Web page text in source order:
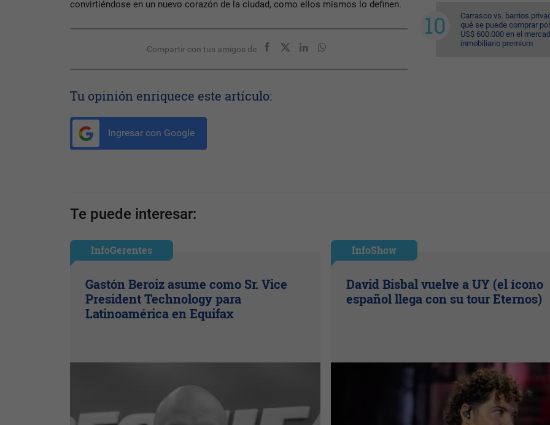
convirtiéndose en un nuevo corazón de la ciudad, como ellos mismos lo definen.
Compartir con tus amigos de
Tu opinión enriquece este artículo:
Ingresar con Google
Carrasco vs. barrios
qué se puede comprar
US$ 600.000 en el
inmobiliario premium
Te puede interesar:
InfoGerentes
Gastón Beroiz asume como Sr. Vice
President Technology para
Latinoamérica en Equifax
InfoShow
David Bisbal vuelve a UY (el ícono
español llega con su tour Eternos)